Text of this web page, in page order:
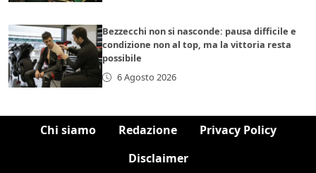
Bezzecchi non si nasconde: pausa difficile e
condizione non al top, ma la vittoria resta
possibile
6 Agosto 2026
Chi siamo Redazione
Privacy Policy
Disclaimer